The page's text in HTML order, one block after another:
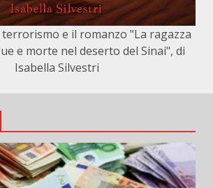
e il romanzo "La ragazza
e morte nel deserto del Sinai", di
Isabella Silvestri